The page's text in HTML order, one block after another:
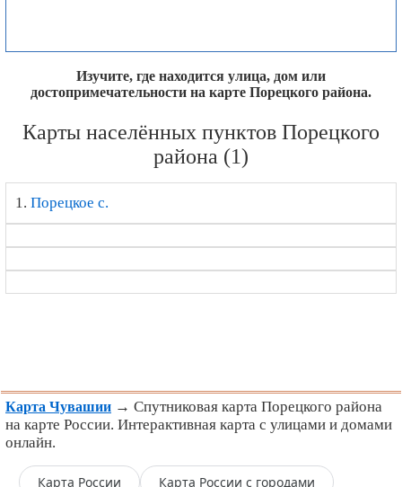
Изучите, где находится улица, дом или
достопримечательности на карте Порецкого района.
Карты населённых пунктов Порецкого
района (1)
1. Порецкое с.
Карта Чувашии → Спутниковая карта Порецкого района
на карте России. Интерактивная карта с улицами и домами
онлайн.
Карта России Карта России с городами